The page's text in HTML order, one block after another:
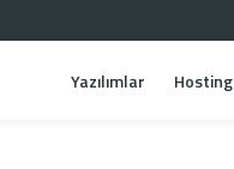
Yazılımlar Hosting